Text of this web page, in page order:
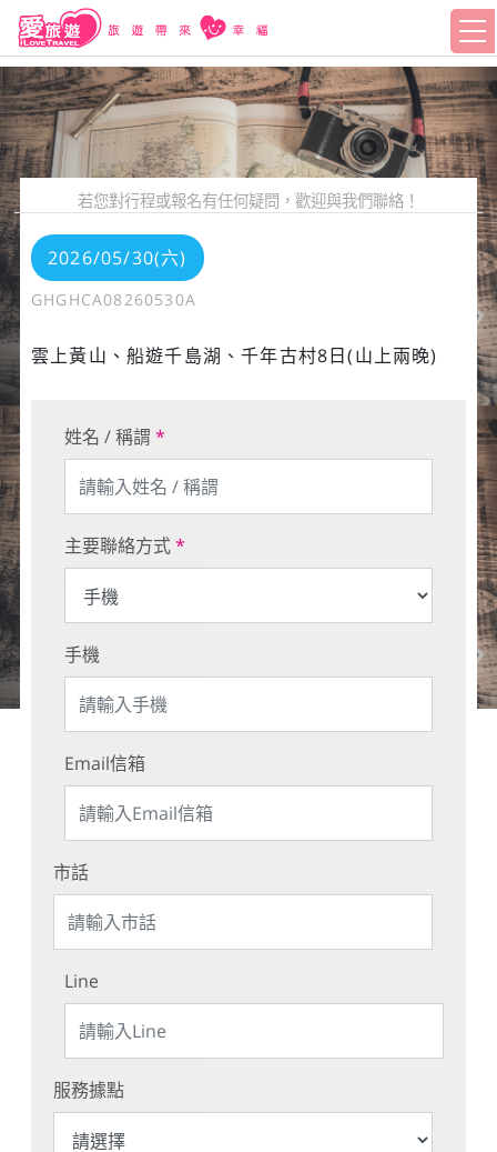
若您對行程或報名有任何疑問，歡迎與我們聯絡！
2026/05/30(六)
GHGHCA08260530A
雲上黃山、船遊千島湖、千年古村8日(山上兩晚)
姓名 / 稱謂 *
主要聯絡方式*
手機
Email信箱
市話
Line
服務據點